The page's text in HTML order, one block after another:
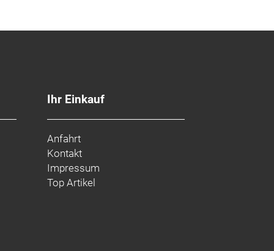
Ihr Einkauf
Anfahrt
Kontakt
Impressum
Top Artikel